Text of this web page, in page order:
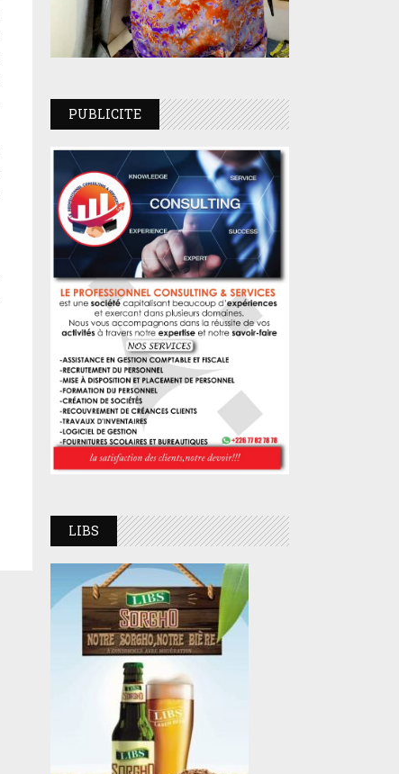
PUBLICITE
LIBS